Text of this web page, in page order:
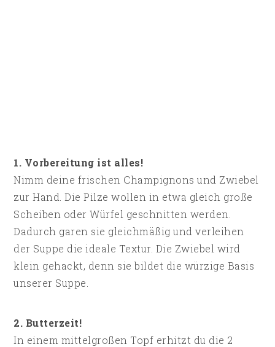
1. Vorbereitung ist alles!
Nimm deine frischen Champignons und Zwiebel
zur Hand. Die Pilze wollen in etwa gleich große
Scheiben oder Würfel geschnitten werden.
Dadurch garen sie gleichmäßig und verleihen
der Suppe die ideale Textur. Die Zwiebel wird
klein gehackt, denn sie bildet die würzige Basis
unserer Suppe.
2. Butterzeit!
In einem mittelgroßen Topf erhitzt du die 2